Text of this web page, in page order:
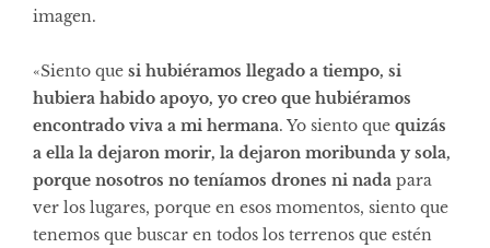
imagen.
«Siento que si hubiéramos llegado a tiempo, si
hubiera habido apoyo, yo creo que hubiéramos
encontrado viva a mi hermana. Yo siento que quizás
a ella la dejaron morir, la dejaron moribunda y sola,
porque nosotros no teníamos drones ni nada para
ver los lugares, porque en esos momentos, siento que
tenemos que buscar en todos los terrenos que estén